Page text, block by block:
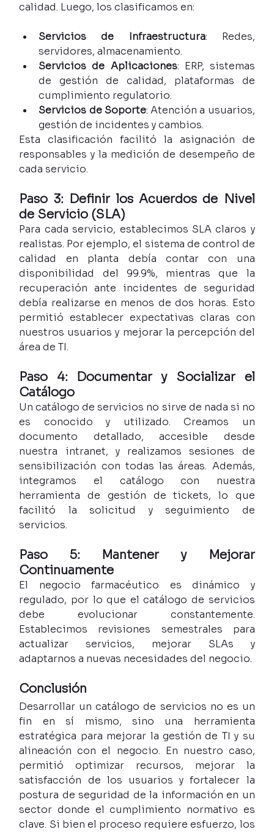
calidad. Luego, los clasificamos en:
Servicios de Infraestructura: Redes,
servidores, almacenamiento.
Servicios de Aplicaciones: ERP, sistemas
de gestión de calidad, plataformas de
cumplimiento regulatorio.
Servicios de Soporte: Atención a usuarios,
gestión de incidentes y cambios.
Esta clasificación facilitó la asignación de
responsables y la medición de desempeño de
cada servicio.
Paso 3: Definir los Acuerdos de Nivel
de Servicio (SLA)
Para cada servicio, establecimos SLA claros y
realistas. Por ejemplo, el sistema de control de
calidad en planta debía contar con una
disponibilidad del 99.9%, mientras que la
recuperación ante incidentes de seguridad
debía realizarse en menos de dos horas. Esto
permitió establecer expectativas claras con
nuestros usuarios y mejorar la percepción del
área de TI.
Paso 4: Documentar y Socializar el
Catálogo
Un catálogo de servicios no sirve de nada si no
es conocido y utilizado. Creamos un
documento detallado, accesible desde
nuestra intranet, y realizamos sesiones de
sensibilización con todas las áreas. Además,
integramos el catálogo con nuestra
herramienta de gestión de tickets, lo que
facilitó la solicitud y seguimiento de
servicios.
Paso 5: Mantener y Mejorar
Continuamente
El negocio farmacéutico es dinámico y
regulado, por lo que el catálogo de servicios
debe evolucionar constantemente.
Establecimos revisiones semestrales para
actualizar servicios, mejorar SLAs y
adaptarnos a nuevas necesidades del negocio.
Conclusión
Desarrollar un catálogo de servicios no es un
fin en sí mismo, sino una herramienta
estratégica para mejorar la gestión de TI y su
alineación con el negocio. En nuestro caso,
permitió optimizar recursos, mejorar la
satisfacción de los usuarios y fortalecer la
postura de seguridad de la información en un
sector donde el cumplimiento normativo es
clave. Si bien el proceso requiere esfuerzo, los